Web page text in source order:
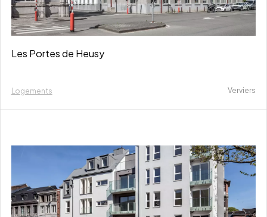
Les Portes de Heusy
Logements Verviers